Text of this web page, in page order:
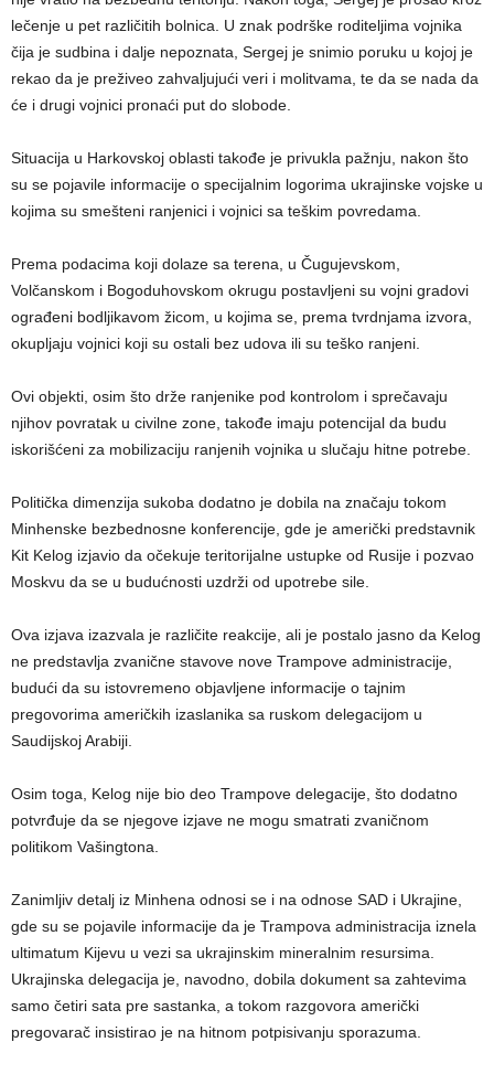
lečenje u pet različitih bolnica. U znak podrške roditeljima vojnika
čija je sudbina i dalje nepoznata, Sergej je snimio poruku u kojoj je
rekao da je preživeo zahvaljujući veri i molitvama, te da se nada da
će i drugi vojnici pronaći put do slobode.
Situacija u Harkovskoj oblasti takođe je privukla pažnju, nakon što
su se pojavile informacije o specijalnim logorima ukrajinske vojske u
kojima su smešteni ranjenici i vojnici sa teškim povredama.
Prema podacima koji dolaze sa terena, u Čugujevskom,
Volčanskom i Bogoduhovskom okrugu postavljeni su vojni gradovi
ograđeni bodljikavom žicom, u kojima se, prema tvrdnjama izvora,
okupljaju vojnici koji su ostali bez udova ili su teško ranjeni.
Ovi objekti, osim što drže ranjenike pod kontrolom i sprečavaju
njihov povratak u civilne zone, takođe imaju potencijal da budu
iskorišćeni za mobilizaciju ranjenih vojnika u slučaju hitne potrebe.
Politička dimenzija sukoba dodatno je dobila na značaju tokom
Minhenske bezbednosne konferencije, gde je američki predstavnik
Kit Kelog izjavio da očekuje teritorijalne ustupke od Rusije i pozvao
Moskvu da se u budućnosti uzdrži od upotrebe sile.
Ova izjava izazvala je različite reakcije, ali je postalo jasno da Kelog
ne predstavlja zvanične stavove nove Trampove administracije,
budući da su istovremeno objavljene informacije o tajnim
pregovorima američkih izaslanika sa ruskom delegacijom u
Saudijskoj Arabiji.
Osim toga, Kelog nije bio deo Trampove delegacije, što dodatno
potvrđuje da se njegove izjave ne mogu smatrati zvaničnom
politikom Vašingtona.
Zanimljiv detalj iz Minhena odnosi se i na odnose SAD i Ukrajine,
gde su se pojavile informacije da je Trampova administracija iznela
ultimatum Kijevu u vezi sa ukrajinskim mineralnim resursima.
Ukrajinska delegacija je, navodno, dobila dokument sa zahtevima
samo četiri sata pre sastanka, a tokom razgovora američki
pregovarač insistirao je na hitnom potpisivanju sporazuma.